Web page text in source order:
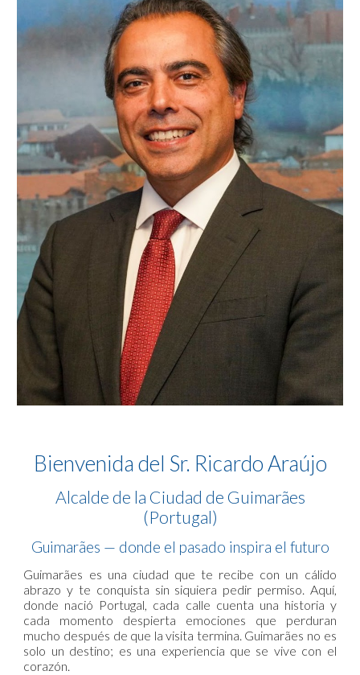
Bienvenida del Sr. Ricardo Araújo
Alcalde de la Ciudad de Guimarães
(Portugal)
Guimarães — donde el pasado inspira el futuro
Guimarães es una ciudad que te recibe con un cálido
abrazo y te conquista sin siquiera pedir permiso. Aquí,
donde nació Portugal, cada calle cuenta una historia y
cada momento despierta emociones que perduran
mucho después de que la visita termina. Guimarães no es
solo un destino; es una experiencia que se vive con el
corazón.